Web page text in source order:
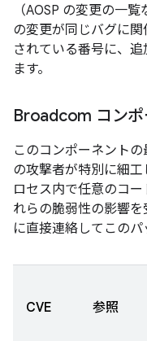
（AOSP の変更の一
の変更が同じバグに
されている番号に、
ます。
Broadcom コンポ
このコンポーネント
の攻撃者が特別に細
ロセス内で任意のコ
れらの脆弱性の影響
に直接連絡してこのパ
CVE 参照